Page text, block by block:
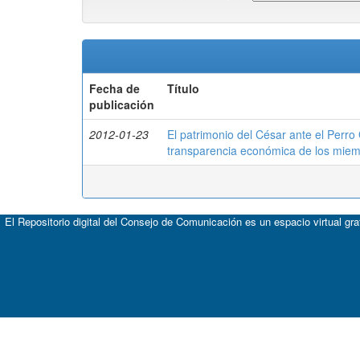
Fecha de
publicación
Título
2012-01-23
El patrimonio del César ante el
transparencia económica de los
El Repositorio digital del Consejo de Comunicación es un espacio virtual